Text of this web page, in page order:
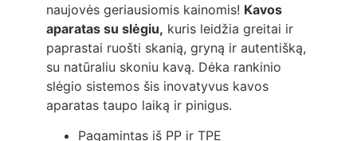
naujovės geriausiomis kainomis! Kavos
aparatas su slėgiu, kuris leidžia greitai ir
paprastai ruošti skanią, gryną ir autentišką,
su natūraliu skoniu kavą. Dėka rankinio
slėgio sistemos šis inovatyvus kavos
aparatas taupo laiką ir pinigus.
Pagamintas iš PP ir TPE